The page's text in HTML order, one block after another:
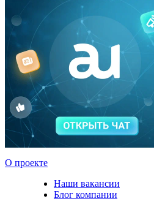
О проекте
Наши вакансии
Блог компании